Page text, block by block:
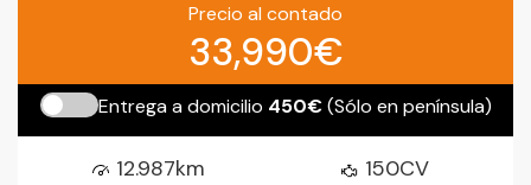
Precio al contado
33,990€
Entrega a domicilio 450€(Sólo en península)
12.987km
150CV